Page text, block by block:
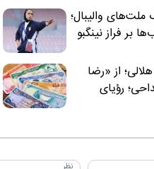
ملت‌های والیبال؛
بر فراز نینگبو
از «رضا
رؤیای